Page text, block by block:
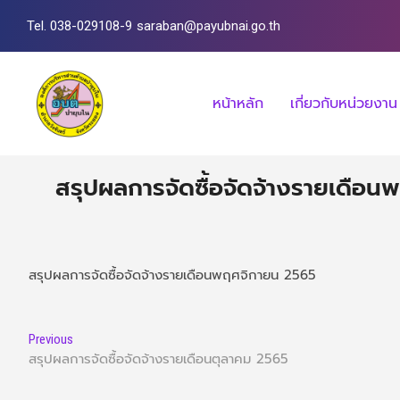
Tel. 038-029108-9 saraban@payubnai.go.th
หน้าหลัก เกี่ยวกับหน่วยงาน
สรุปผลการจัดซื้อจัดจ้างรายเดือน
สรุปผลการจัดซื้อจัดจ้างรายเดือนพฤศจิกายน 2565
Previous
สรุปผลการจัดซื้อจัดจ้างรายเดือนตุลาคม 2565